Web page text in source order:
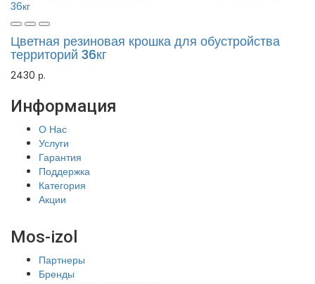
Цветная резиновая крошка для обустройства
территорий 36кг
2430 р.
Информация
О Нас
Услуги
Гарантия
Поддержка
Категория
Акции
Mos-izol
Партнеры
Бренды